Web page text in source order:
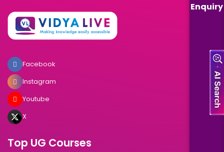
Enquiry
Facebook
Instagram
Youtube
X
Top UG Courses